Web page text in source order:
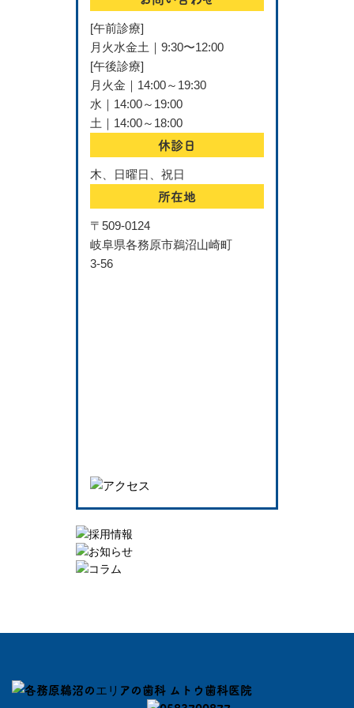
[午前診療]
月火水金土｜9:30〜12:00
[午後診療]
月火金｜14:00～19:30
水｜14:00～19:00
土｜14:00～18:00
休診日
木、日曜日、祝日
所在地
〒509-0124
岐阜県各務原市鵜沼山崎町
3-56